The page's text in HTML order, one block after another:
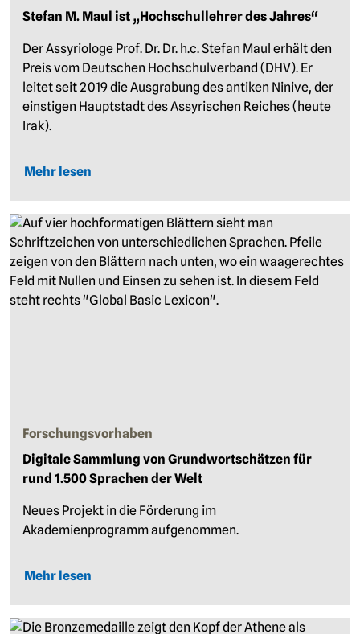
Stefan M. Maul ist „Hochschullehrer des Jahres“
Der Assyriologe Prof. Dr. Dr. h.c. Stefan Maul erhält den
Preis vom Deutschen Hochschulverband (DHV). Er
leitet seit 2019 die Ausgrabung des antiken Ninive, der
einstigen Hauptstadt des Assyrischen Reiches (heute
Irak).
Mehr lesen
Forschungsvorhaben
Digitale Sammlung von Grundwortschätzen für
rund 1.500 Sprachen der Welt
Neues Projekt in die Förderung im
Akademienprogramm aufgenommen.
Mehr lesen